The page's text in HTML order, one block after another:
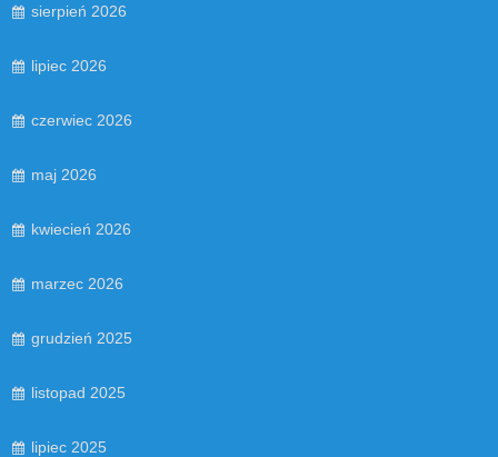
sierpień 2026
lipiec 2026
czerwiec 2026
maj 2026
kwiecień 2026
marzec 2026
grudzień 2025
listopad 2025
lipiec 2025